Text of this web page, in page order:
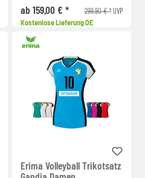
ab 159,00 € *
299,90 € *UVP
Kostenlose Lieferung DE
Erima Volleyball Trikotsatz